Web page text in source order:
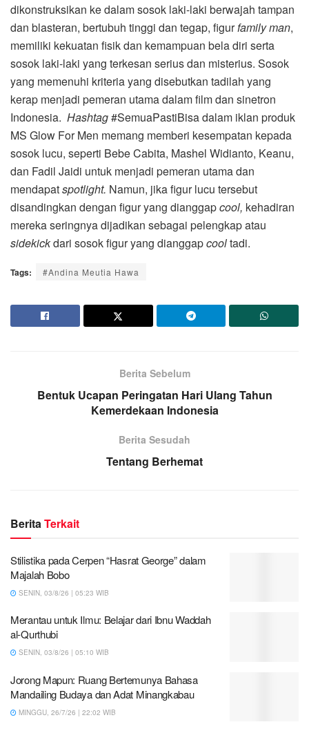
dikonstruksikan ke dalam sosok laki-laki berwajah tampan
dan blasteran, bertubuh tinggi dan tegap, figurfamily man,
memiliki kekuatan fisik dan kemampuan bela diri serta
sosok laki-laki yang terkesan serius dan misterius. Sosok
yang memenuhi kriteria yang disebutkan tadilah yang
kerap menjadi pemeran utama dalam film dan sinetron
Indonesia. Hashtag#SemuaPastiBisa dalam iklan produk
MS Glow For Men memang memberi kesempatan kepada
sosok lucu, seperti Bebe Cabita, Mashel Widianto, Keanu,
dan Fadil Jaidi untuk menjadi pemeran utama dan
mendapatspotlight. Namun, jika figur lucu tersebut
disandingkan dengan figur yang dianggapcool, kehadiran
mereka seringnya dijadikan sebagai pelengkap atau
sidekickdari sosok figur yang dianggapcooltadi.
Tags: #Andina Meutia Hawa
Berita Sebelum
Bentuk Ucapan Peringatan Hari Ulang Tahun
Kemerdekaan Indonesia
Berita Sesudah
Tentang Berhemat
BeritaTerkait
Stilistika pada Cerpen “Hasrat George” dalam
Majalah Bobo
SENIN, 03/8/26 | 05:23 WIB
Merantau untuk Ilmu: Belajar dari Ibnu Waddah
al-Qurthubi
SENIN, 03/8/26 | 05:10 WIB
Jorong Mapun: Ruang Bertemunya Bahasa
Mandailing Budaya dan Adat Minangkabau
MINGGU, 26/7/26 | 22:02 WIB